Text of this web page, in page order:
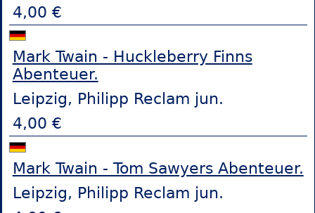
4,00 €
Mark Twain - Huckleberry Finns
Abenteuer.
Leipzig, Philipp Reclam jun.
4,00 €
Mark Twain - Tom Sawyers Abenteuer.
Leipzig, Philipp Reclam jun.